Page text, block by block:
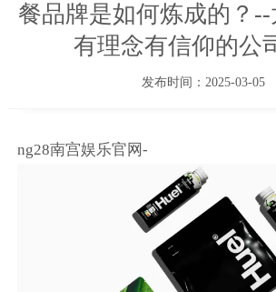
餐品牌是如何炼成的？
有理念有信仰的公
发布时间：2025-03-05
ng28南宫娱乐官网-